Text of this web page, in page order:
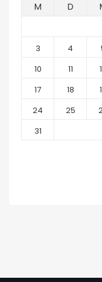
M D
3
4
10
11
17
18
24
25
31